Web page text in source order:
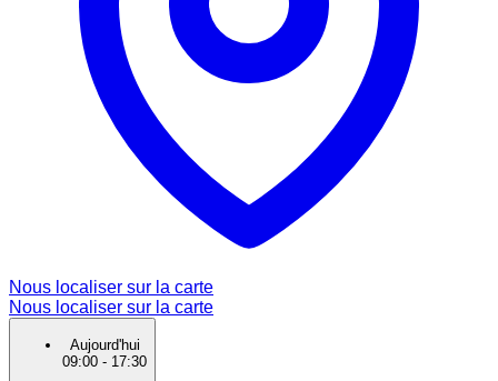
Nous localiser sur la carte
Nous localiser sur la carte
Aujourd'hui
09:00 - 17:30